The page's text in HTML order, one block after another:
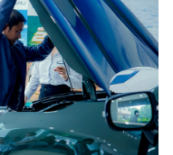
Thông tin tòa soạn